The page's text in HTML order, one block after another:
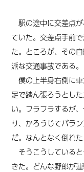
駅の途中に交差点
ていた。交差点手前
た。ところが、その
派な交通事故である。
僕の上半身右側に
足で踏ん張ろうとし
い。 フラフラするが、
り、 かろうじてバラン
だ。 なんとなく倒れ
そうこうしている
きた。どんな野郎が